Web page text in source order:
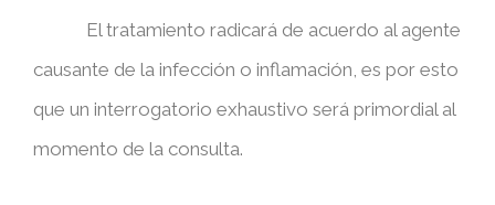
El tratamiento radicará de acuerdo al agente
causante de la infección o inflamación, es por esto
que un interrogatorio exhaustivo será primordial al
momento de la consulta.